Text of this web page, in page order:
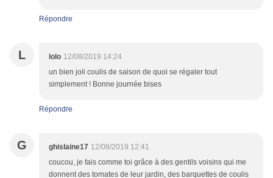
Répondre
L lolo 12/08/2019 14:24
un bien joli coulis de saison de quoi se régaler tout
simplement ! Bonne journée bises
Répondre
G ghislaine17 12/08/2019 12:41
coucou, je fais comme toi grâce à des gentils voisins qui me
donnent des tomates de leur jardin, des barquettes de coulis